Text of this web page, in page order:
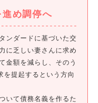
め調停へ
ンダードに基づいた交
に乏しい妻さんに求め
金額を減らし、そのう
を提起するという方向
いて債務名義を作るた